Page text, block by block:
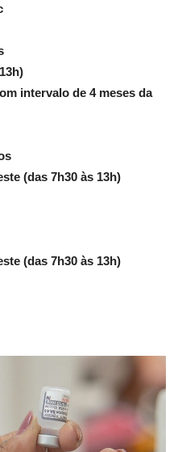
intervalo de 4 meses da
(das 7h30 às 13h)
(das 7h30 às 13h)